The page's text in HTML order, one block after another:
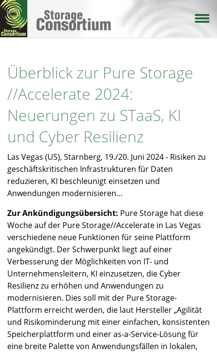
Direkt
zum
Inhalt
Überblick zur Pure Storage
//Accelerate 2024:
Neuerungen zu STaaS, KI
und Cyber Resilienz
Las Vegas (US), Starnberg, 19./20. Juni 2024 - Risiken zu
geschäftskritischen Infrastrukturen für Daten
reduzieren, KI beschleunigt einsetzen und
Anwendungen modernisieren…
Zur Ankündigungsübersicht: Pure Storage hat diese
Woche auf der Pure Storage//Accelerate in Las Vegas
verschiedene neue Funktionen für seine Plattform
angekündigt. Der Schwerpunkt liegt auf einer
Verbesserung der Möglichkeiten von IT- und
Unternehmensleitern, KI einzusetzen, die Cyber
Resilienz zu erhöhen und Anwendungen zu
modernisieren. Dies soll mit der Pure Storage-
Plattform erreicht werden, die laut Hersteller „Agilität
und Risikominderung mit einer einfachen, konsistenten
Speicherplattform und einer as-a-Service-Lösung für
eine breite Palette von Anwendungsfällen in lokalen,